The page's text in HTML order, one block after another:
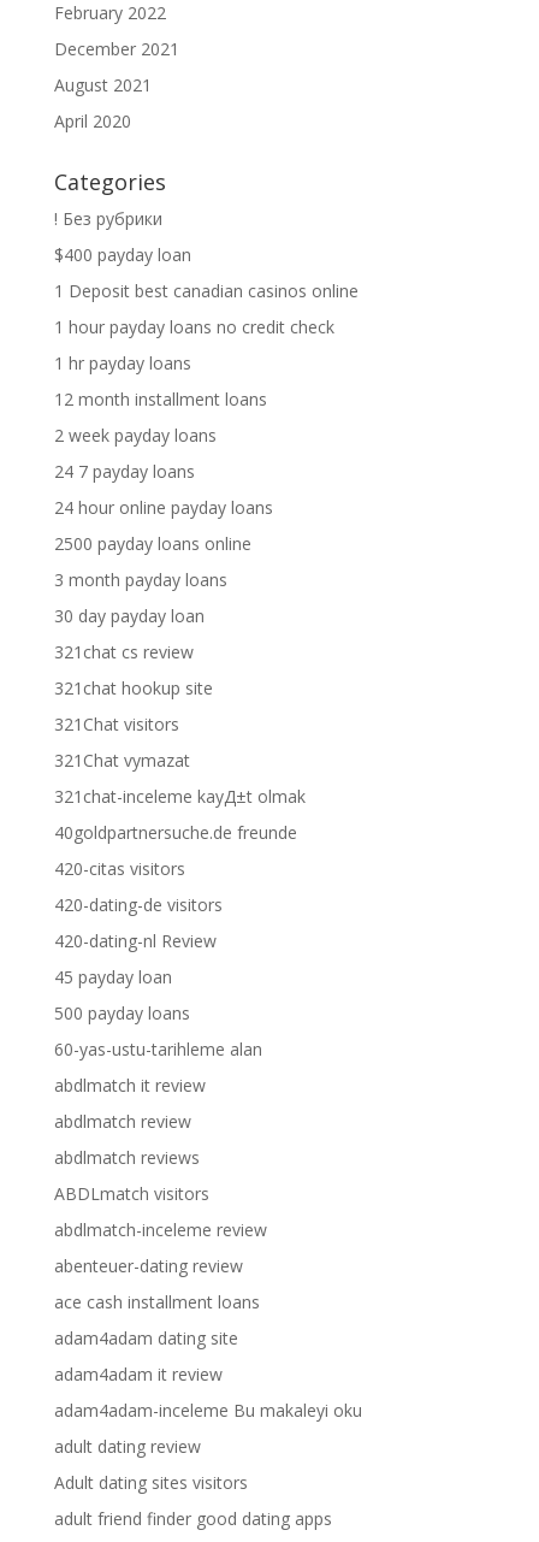
February 2022
December 2021
August 2021
April 2020
Categories
! Без рубрики
$400 payday loan
1 Deposit best canadian casinos online
1 hour payday loans no credit check
1 hr payday loans
12 month installment loans
2 week payday loans
24 7 payday loans
24 hour online payday loans
2500 payday loans online
3 month payday loans
30 day payday loan
321chat cs review
321chat hookup site
321Chat visitors
321Chat vymazat
321chat-inceleme kayД±t olmak
40goldpartnersuche.de freunde
420-citas visitors
420-dating-de visitors
420-dating-nl Review
45 payday loan
500 payday loans
60-yas-ustu-tarihleme alan
abdlmatch it review
abdlmatch review
abdlmatch reviews
ABDLmatch visitors
abdlmatch-inceleme review
abenteuer-dating review
ace cash installment loans
adam4adam dating site
adam4adam it review
adam4adam-inceleme Bu makaleyi oku
adult dating review
Adult dating sites visitors
adult friend finder good dating apps